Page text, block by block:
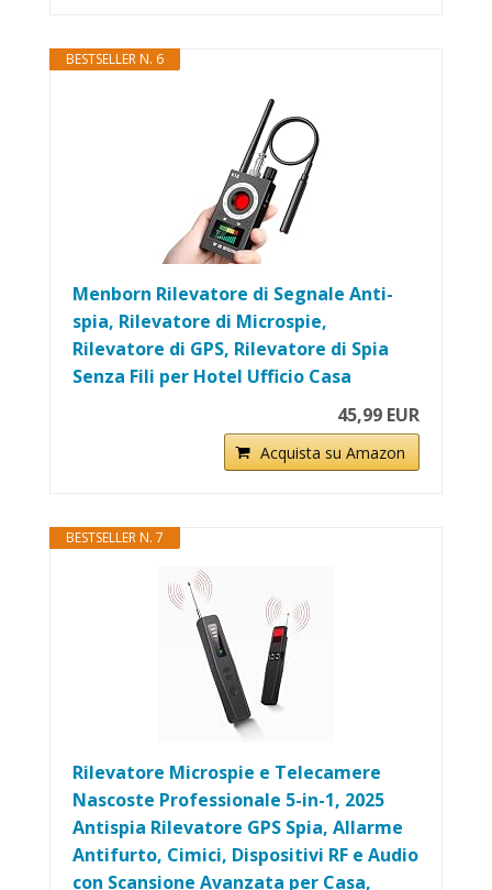
BESTSELLER N. 6
Menborn Rilevatore di Segnale Anti-
spia, Rilevatore di Microspie,
Rilevatore di GPS, Rilevatore di Spia
Senza Fili per Hotel Ufficio Casa
45,99 EUR
Acquista su Amazon
BESTSELLER N. 7
Rilevatore Microspie e Telecamere
Nascoste Professionale 5-in-1, 2025
Antispia Rilevatore GPS Spia, Allarme
Antifurto, Cimici, Dispositivi RF e Audio
con Scansione Avanzata per Casa,